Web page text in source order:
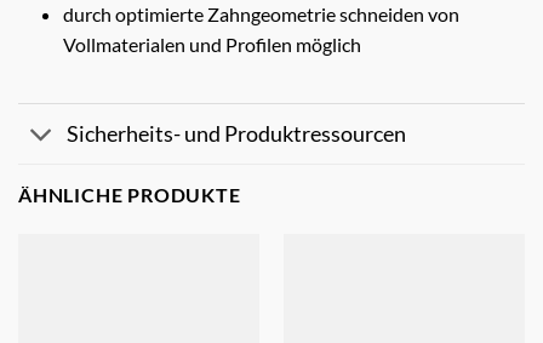
durch optimierte Zahngeometrie schneiden von
Vollmaterialen und Profilen möglich
Sicherheits- und Produktressourcen
ÄHNLICHE PRODUKTE